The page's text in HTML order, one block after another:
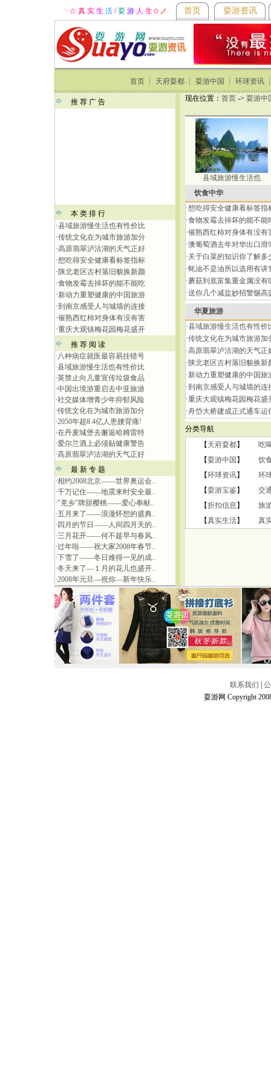
╰☆ 真 实 生 活 /耍 游人 生☆ ノ 首页 耍游资讯
首页 ┊ 天府耍都 ┊ 耍游中国 ┊ 环球资讯
推 荐 广 告
本 类 排 行
·县域旅游慢生活也有性价比
·传统文化在为城市旅游加分
·高原翡翠泸沽湖的天气正好
·想吃得安全健康看标签指标
·陕北老区古村落旧貌换新颜
·食物发霉去掉坏的能不能吃
·新动力重塑健康的中国旅游
·到南京感受人与城墙的连接
·催熟西红柿对身体有没有害
·重庆大观镇梅花园梅花盛开
推 荐 阅 读
·八种病症就医最容易挂错号
·县域旅游慢生活也有性价比
·英禁止向儿童宣传垃圾食品
·中国出境游重启去中亚旅游
·社交媒体增青少年抑郁风险
·传统文化在为城市旅游加分
·2050年超8.4亿人患腰背痛!
·在丹麦城堡去邂逅哈姆雷特
·爱尔兰酒上必须贴健康警告
·高原翡翠泸沽湖的天气正好
最 新 专 题
·相约2008北京——世界奥运会..
·千万记住——地震来时安全最..
·"羌乡"牌甜樱桃——爱心奉献..
·五月来了——浪漫怀想的盛典..
· 四月的节日——人间四月天的..
·三月花开——何不趁早与春风..
·过年啦——祝大家2008年春节..
·下雪了——冬日难得一见的成..
·冬天来了—１月的花儿也盛开..
·2008年元旦—祝你—新年快乐..
现在位置： 首页 -> 耍游中
县域旅游慢生活也
饮食中华
·想吃得安全健康看标签指
·食物发霉去掉坏的能不能
·催熟西红柿对身体有没有
·澳葡萄酒去年对华出口滑
·关于白菜的知识你了解多
·蚝油不是油所以选用有讲
·蘑菇到底富集重金属没有
·送你几个减盐妙招警惕高
华夏旅游
·县域旅游慢生活也有性价
·传统文化在为城市旅游加
·高原翡翠泸沽湖的天气正
·陕北老区古村落旧貌换新
·新动力重塑健康的中国旅
·到南京感受人与城墙的连
·重庆大观镇梅花园梅花盛
·舟岱大桥建成正式通车运
分类导航
【 天府耍都】
吃
【耍游中国 】
饮
【环球资讯】
环
【耍游宝鉴】
交
【折扣信息 】
旅
【真实生活】 真
联系我们
耍游网 Copyright